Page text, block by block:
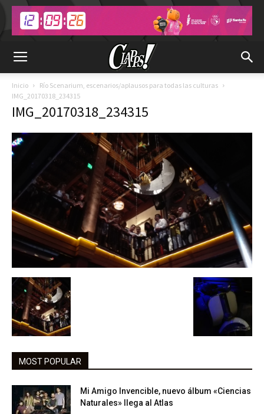
Inicio
Río Scenarium, escenarios/aplausos para todas las culturas
IMG_20170318_234315
IMG_20170318_234315
MOST POPULAR
Mi Amigo Invencible, nuevo álbum «Ciencias
Naturales» llega al Atlas